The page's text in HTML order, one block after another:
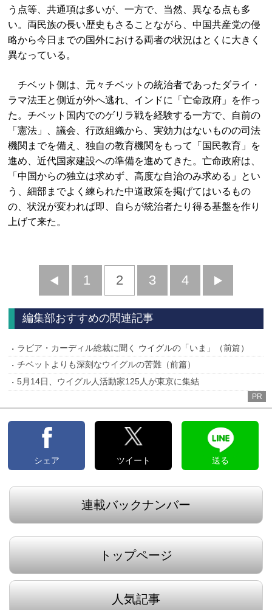
う点等、共通項は多いが、一方で、当然、異なる点も多
い。両民族の長い歴史もさることながら、中国共産党の侵
略から今日までの国外における両者の状況はとくに大きく
異なっている。
チベット側は、元々チベットの統治者であったダライ・
ラマ法王と側近が外へ逃れ、インドに「亡命政府」を作っ
た。チベット国内でのゲリラ戦を経験する一方で、自前の
「憲法」、議会、行政組織から、実効力はないものの司法
機関までを備え、独自の教育機関をもって「国民教育」を
進め、近代国家建設への準備を進めてきた。亡命政府は、
「中国からの独立は求めず、高度な自治のみ求める」とい
う、細部までよく練られた中道政策を掲げてはいるもの
の、状況が変われば即、自らが統治者たり得る基盤を作り
上げて来た。
前
へ
1 2 3 4
へ
編集部おすすめの関連記事
ラビア・カーディル総裁に聞く ウイグルの「いま」（前篇）
チベットよりも深刻なウイグルの苦難（前篇）
5月14日、ウイグル人活動家125人が東京に集結
PR
シェア ツイート 送る
連載バックナンバー
トップページ
人気記事